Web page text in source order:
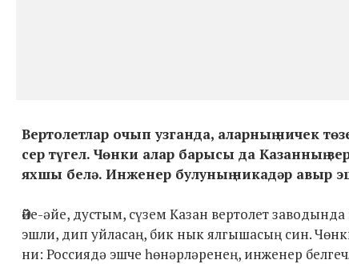
Вертолетлар очып узганда, аларның ничек
сер түгел. Чөнки алар барысы да Казанның
яхшы белә. Инженер булуның никадәр авыр
Әйе-әйе, дустым, сүзем Казан вертолет
эшли, дип уйласаң, бик нык ялгышасың син.
ни: Россиядә эшче һөнәрләренең, инженер